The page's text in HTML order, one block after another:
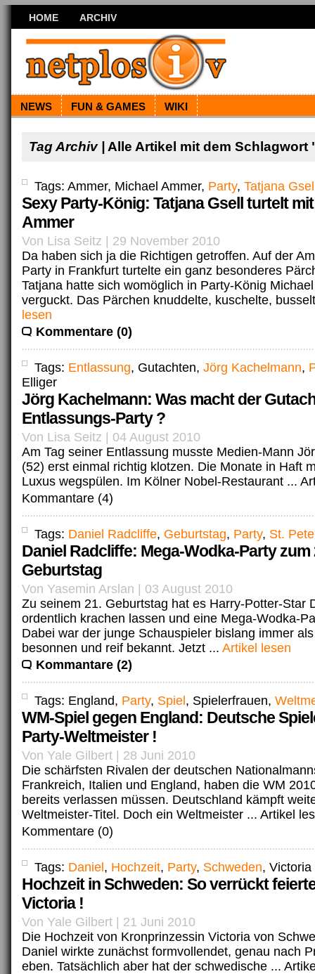
HOME ARCHIV
NEWS FUN & GAMES WIKI
Tag Archiv | Alle Artikel mit dem Schlagwort
Tags: Ammer, Michael Ammer, Party, Tatjana
Sexy Party-König: Tatjana Gsell turtelt
Ammer
Von Lisa Seitz | 29 November 2010
Da haben sich ja die Richtigen getroffen. Auf der
Party in Frankfurt turtelte ein ganz besonderes
Tatjana hatte sich womöglich in Party-König
verguckt. Das Pärchen knuddelte, kuschelte,
lesen
Kommentare (0)
Tags: Entlassung, Gutachten, Jörg Kachelmann,
Elliger
Jörg Kachelmann: Was macht der
Entlassungs-Party ?
Von Lisa Seitz | 04 August 2010
Am Tag seiner Entlassung musste Medien-Mann
(52) erst einmal richtig klotzen. Die Monate in Haft
Luxus wegspülen. Im Kölner Nobel-Restaurant ...
Kommantare (4)
Tags: Daniel Radcliffe, Geburtstag, Party, St.
Daniel Radcliffe: Mega-Wodka-Party zum
Geburtstag
Von Yasemin Arslan | 03 August 2010
Zu seinem 21. Geburtstag hat es Harry-Potter-Star
ordentlich krachen lassen und eine Mega-Wodka-
Dabei war der junge Schauspieler bislang immer
besonnen und reif bekannt. Jetzt ... Artikel lesen
Kommantare (2)
Tags: England, Party, Spiel , Spielerfrauen,
WM-Spiel gegen England: Deutsche
Party-Weltmeister !
Von Yale Gilbert | 28 Juni 2010
Die schärfsten Rivalen der deutschen
Frankreich, Italien und England, haben die WM
bereits verlassen müssen. Deutschland kämpft
Weltmeister-Titel. Doch ein Weltmeister ... Artikel
Kommentare (0)
Tags: Daniel , Hochzeit, Party, Schweden, Victoria
Hochzeit in Schweden: So verrückt
Victoria !
Von Yale Gilbert | 21 Juni 2010
Die Hochzeit von Kronprinzessin Victoria von
Daniel wirkte zunächst formvollendet, genau nach
eben. Tatsächlich aber hat der schwedische ...